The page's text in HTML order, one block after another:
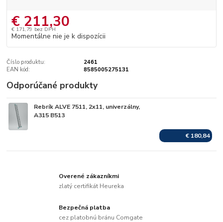
€ 211,30
€ 171,79 bez DPH
Momentálne nie je k dispozícii
Číslo produktu:
2461
EAN kód:
8585005275131
Odporúčané produkty
Rebrík ALVE 7511, 2x11, univerzálny,
A315 B513
€ 180,84
Overené zákazníkmi
zlatý certifikát Heureka
Bezpečná platba
cez platobnú bránu Comgate